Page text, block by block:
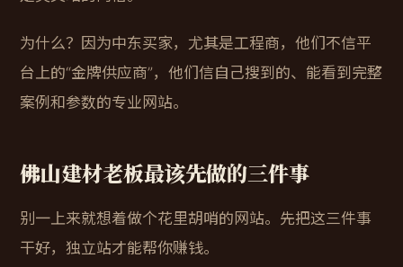
为什么？因为中东买家，尤其是工程商，他们不信平
台上的“金牌供应商”，他们信自己搜到的、能看到完整
案例和参数的专业网站。
佛山建材老板最该先做的三件事
别一上来就想着做个花里胡哨的网站。先把这三件事
干好，独立站才能帮你赚钱。